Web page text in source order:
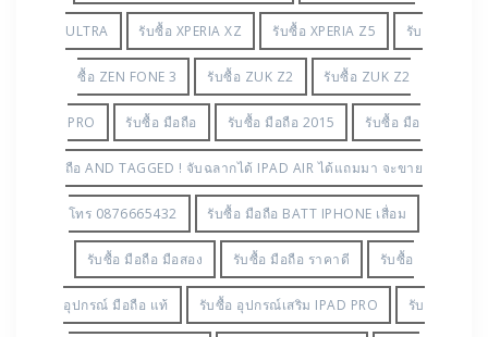
ULTRA รับซื้อ XPERIA XZ รับซื้อ XPERIA Z5 รับ
ซื้อ ZEN FONE 3 รับซื้อ ZUK Z2 รับซื้อ ZUK Z2
PRO รับซื้อ มือถือ รับซื้อ มือถือ 2015 รับซื้อ มือ
ถือ AND TAGGED ! จับฉลากได้ IPAD AIR ได้แถมมา จะขาย
โทร 0876665432 รับซื้อ มือถือ BATT IPHONE เสื่อม
รับซื้อ มือถือ มือสอง รับซื้อ มือถือ ราคาดี รับซื้อ
อุปกรณ์ มือถือ แท้ รับซื้อ อุปกรณ์เสริม IPAD PRO รับ